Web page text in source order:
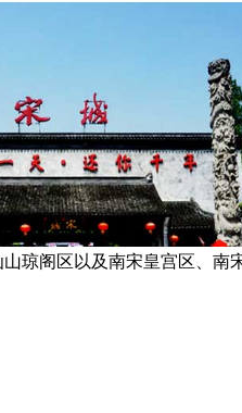
琼阁区以及南宋皇宫区、